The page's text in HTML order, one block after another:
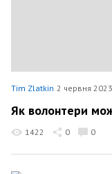
Tim Zlatkin 2 червня
Як волонтери
1422 0 0